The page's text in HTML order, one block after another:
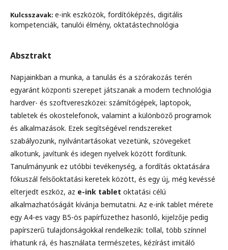
Kulcsszavak: e-ink eszközök, fordítóképzés, digitális
kompetenciák, tanulói élmény, oktatástechnológia
Absztrakt
Napjainkban a munka, a tanulás és a szórakozás terén
egyaránt központi szerepet játszanak a modern technológia
hardver- és szoftvereszközei: számítógépek, laptopok,
tabletek és okostelefonok, valamint a különböző programok
és alkalmazások. Ezek segítségével rendszereket
szabályozunk, nyilvántartásokat vezetünk, szövegeket
alkotunk, javítunk és idegen nyelvek között fordítunk.
Tanulmányunk ez utóbbi tevékenység, a fordítás oktatására
fókuszál felsőoktatási keretek között, és egy új, még kevéssé
elterjedt eszköz, az e-ink tablet oktatási célú
alkalmazhatóságát kívánja bemutatni. Az e-ink tablet mérete
egy A4-es vagy B5-ös papírfüzethez hasonló, kijelzője pedig
papírszerű tulajdonságokkal rendelkezik: tollal, több színnel
írhatunk rá, és használata természetes, kézírást imitáló